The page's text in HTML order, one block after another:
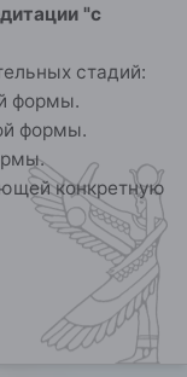
"с
стадий:
формы.
формы.
конкретную